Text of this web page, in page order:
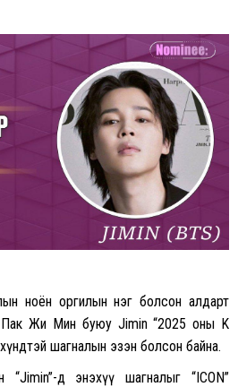
ноён оргилын нэг болсон алдарт
Пак Жи Мин буюу Jimin “2025 оны K
шагналын эзэн болсон байна.
“Jimin”-д энэxүү шагналыг “ICON”